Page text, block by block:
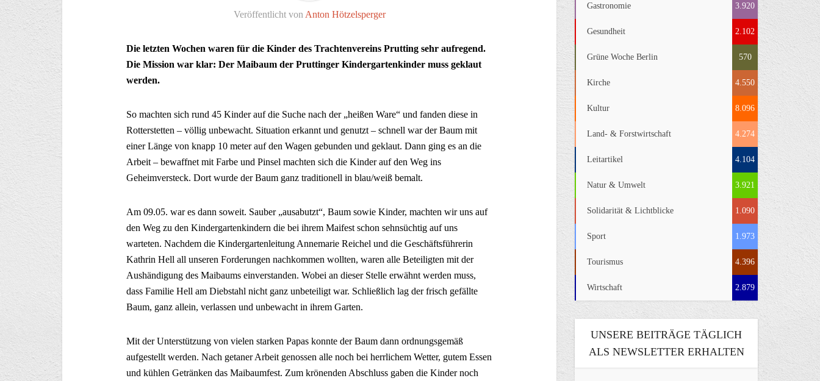
Veröffentlicht von Anton Hötzelsperger
Die letzten Wochen waren für die Kinder des Trachtenvereins Prutting sehr aufregend.
Die Mission war klar: Der Maibaum der Pruttinger Kindergartenkinder muss geklaut
werden.
So machten sich rund 45 Kinder auf die Suche nach der „heißen Ware“ und fanden diese in
Rotterstetten – völlig unbewacht. Situation erkannt und genutzt – schnell war der Baum mit
einer Länge von knapp 10 meter auf den Wagen gebunden und geklaut. Dann ging es an die
Arbeit – bewaffnet mit Farbe und Pinsel machten sich die Kinder auf den Weg ins
Geheimversteck. Dort wurde der Baum ganz traditionell in blau/weiß bemalt.
Am 09.05. war es dann soweit. Sauber „ausabutzt“, Baum sowie Kinder, machten wir uns auf
den Weg zu den Kindergartenkindern die bei ihrem Maifest schon sehnsüchtig auf uns
warteten. Nachdem die Kindergartenleitung Annemarie Reichel und die Geschäftsführerin
Kathrin Hell all unseren Forderungen nachkommen wollten, waren alle Beteiligten mit der
Aushändigung des Maibaums einverstanden. Wobei an dieser Stelle erwähnt werden muss,
dass Familie Hell am Diebstahl nicht ganz unbeteiligt war. Schließlich lag der frisch gefällte
Baum, ganz allein, verlassen und unbewacht in ihrem Garten.
Mit der Unterstützung von vielen starken Papas konnte der Baum dann ordnungsgemäß
aufgestellt werden. Nach getaner Arbeit genossen alle noch bei herrlichem Wetter, gutem Essen
und kühlen Getränken das Maibaumfest. Zum krönenden Abschluss gaben die Kinder noch
Gastronomie 3.920
Gesundheit 2.102
Grüne Woche Berlin 570
Kirche 4.550
Kultur 8.096
Land- & Forstwirtschaft 4.274
Leitartikel 4.104
Natur & Umwelt 3.921
Solidarität & Lichtblicke 1.090
Sport 1.973
Tourismus 4.396
Wirtschaft 2.879
UNSERE BEITRÄGE TÄGLICH
ALS NEWSLETTER ERHALTEN